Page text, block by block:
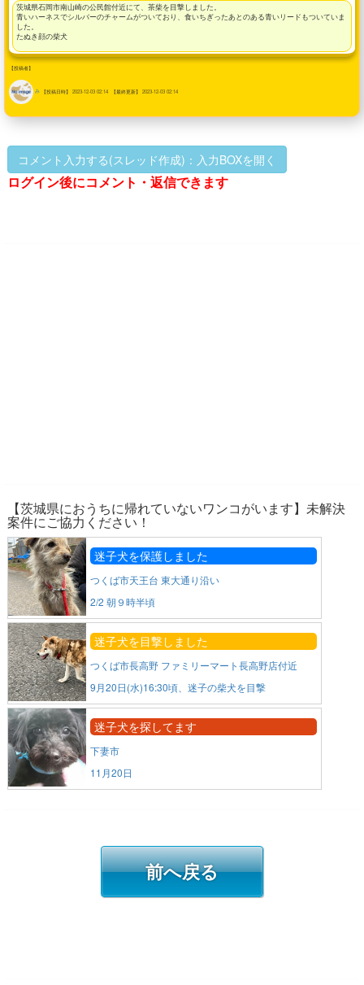
茨城県石岡市南山崎の公民館付近にて、茶柴を目撃しました。
青いハーネスでシルバーのチャームがついており、食いちぎったあとのある青いリードもついていま
した。
たぬき顔の柴犬
【投稿者】
み 【投稿日時】 2023-12-03 02:14 【最終更新】 2023-12-03 02:14
コメント入力する(スレッド作成)：入力BOXを開く
ログイン後にコメント・返信できます
【茨城県におうちに帰れていないワンコがいます】未解決
案件にご協力ください！
迷子犬を保護しました
つくば市天王台 東大通り沿い
2/2 朝９時半頃
迷子犬を目撃しました
つくば市長高野 ファミリーマート長高野店付近
9月20日(水)16:30頃、迷子の柴犬を目撃
迷子犬を探してます
下妻市
11月20日
前へ戻る